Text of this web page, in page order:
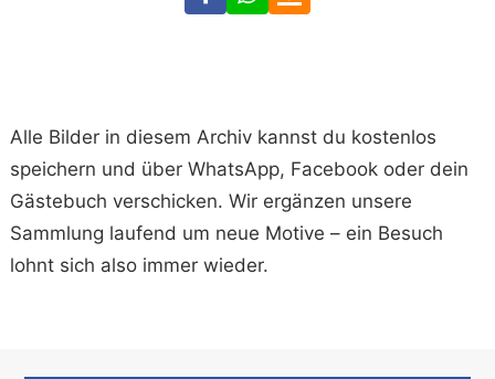
Alle Bilder in diesem Archiv kannst du kostenlos
speichern und über WhatsApp, Facebook oder dein
Gästebuch verschicken. Wir ergänzen unsere
Sammlung laufend um neue Motive – ein Besuch
lohnt sich also immer wieder.